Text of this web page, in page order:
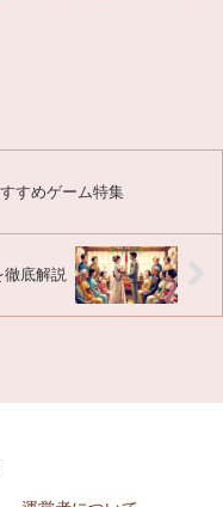
すめゲーム特集
徹底解説